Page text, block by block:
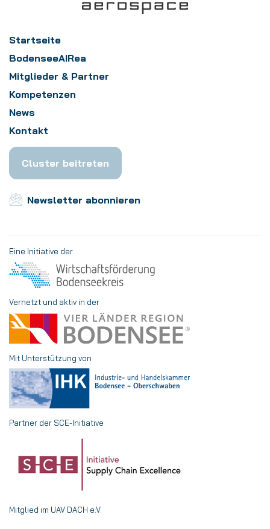
Startseite
BodenseeAIRea
Mitglieder & Partner
Kompetenzen
News
Kontakt
Cluster beitreten
Newsletter abonnieren
Eine Initiative der
Vernetzt und aktiv in der
Mit Unterstützung von
Partner der SCE-Initiative
Mitglied im UAV DACH e.V.